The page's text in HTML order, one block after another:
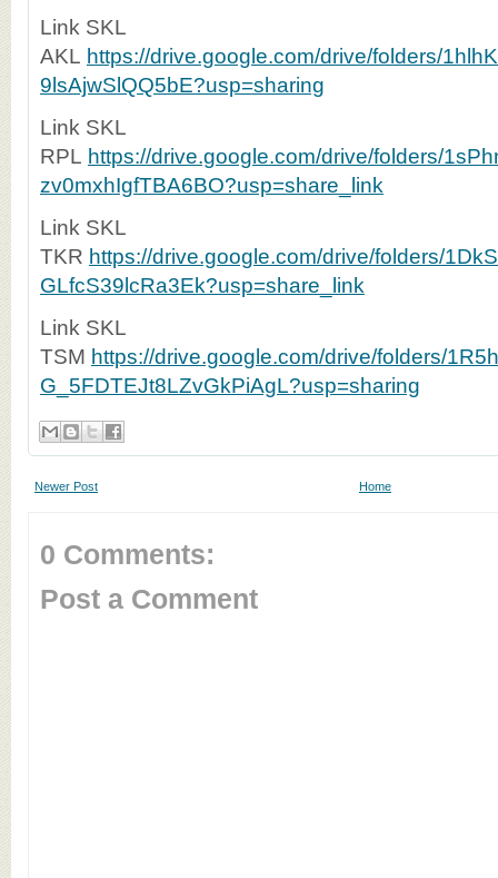
Link SKL
AKL https://drive.google.com/drive/folders/
9lsAjwSlQQ5bE?usp=sharing
Link SKL
RPL https://drive.google.com/drive/folders/
zv0mxhIgfTBA6BO?usp=share_link
Link SKL
TKR https://drive.google.com/drive/folders/
GLfcS39lcRa3Ek?usp=share_link
Link SKL
TSM https://drive.google.com/drive/folders/
G_5FDTEJt8LZvGkPiAgL?usp=sharing
Newer Post Home
0 Comments:
Post a Comment